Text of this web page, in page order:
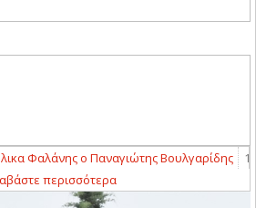
Βουλγαρίδης 12:17 - Κράτησε
περισσότερα